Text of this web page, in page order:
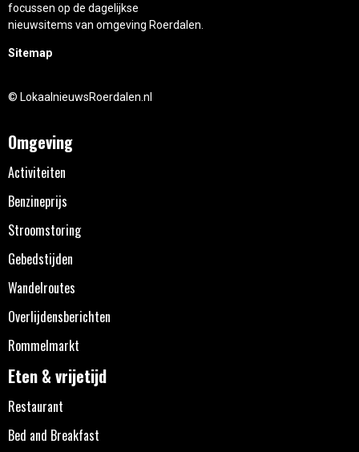
focussen op de dagelijkse
nieuwsitems van omgeving Roerdalen.
Sitemap
© LokaalnieuwsRoerdalen.nl
Omgeving
Activiteiten
Benzineprijs
Stroomstoring
Gebedstijden
Wandelroutes
Overlijdensberichten
Rommelmarkt
Eten & vrijetijd
Restaurant
Bed and Breakfast